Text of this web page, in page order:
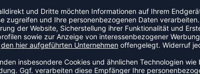
Team eine gute Figur. Weicher Baumwollmix
Kapuze mit Kordelzug Breite Rippbündchen an
Schwingen-Print an der Seite Taillierter Schnitt